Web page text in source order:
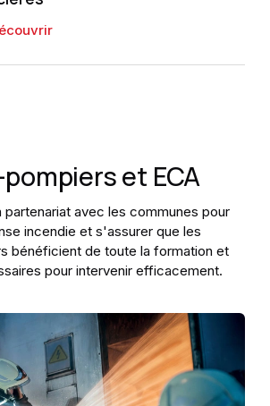
et ECA
partenariat avec les communes pour
incendie et s'assurer que les
bénéficient de toute la formation et
pour intervenir efficacement.